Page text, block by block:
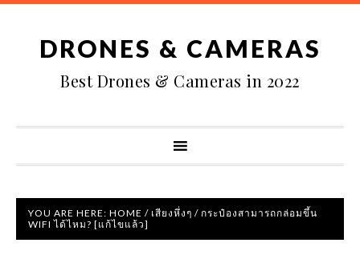
DRONES & CAMERAS
Best Drones & Cameras in 2022
YOU ARE HERE: HOME / เสียงหึ่งๆ / กระป๋องสามารถกล่อมขึ้น
WIFI ได้ไหม? [แก้ไขแล้ว]